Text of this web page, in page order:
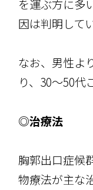
を運ぶ方に多
因は判明して
なお、男性よ
り、30～50代
◎治療法
胸郭出口症候
物療法が主な